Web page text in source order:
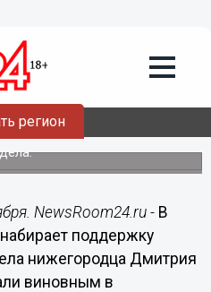
регион
Шурыгина»
из юношей добиваются
NewsRoom24.ru - В
поддержку
нижегородца Дмитрия
виновным в